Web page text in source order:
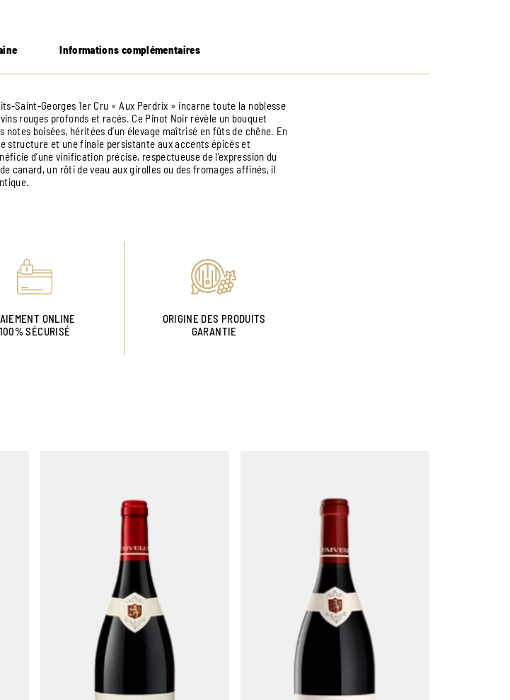
Informations complémentaires
Saint-Georges 1er Cru « Aux Perdrix » incarne toute la noblesse
rouges profonds et racés. Ce Pinot Noir révèle un bouquet
boisées, héritées d’un élevage maîtrisé en fûts de chêne. En
structure et une finale persistante aux accents épicés et
d’une vinification précise, respectueuse de l’expression du
canard, un rôti de veau aux girolles ou des fromages affinés, il
ONLINE
100% SÉCURISÉ
ORIGINE DES PRODUITS
GARANTIE